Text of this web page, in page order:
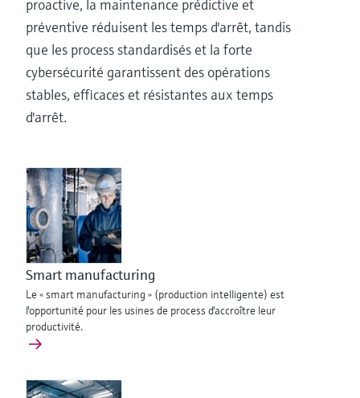
proactive, la maintenance prédictive et
préventive réduisent les temps d'arrêt, tandis
que les process standardisés et la forte
cybersécurité garantissent des opérations
stables, efficaces et résistantes aux temps
d'arrêt.
Smart manufacturing
Le « smart manufacturing » (production intelligente) est
l'opportunité pour les usines de process d'accroître leur
productivité.